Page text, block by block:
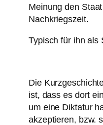
Meinung den
Nachkriegszeit.
Typisch für ihn als
Die
ist, dass es dort
um eine Diktatur
akzeptieren, bzw.